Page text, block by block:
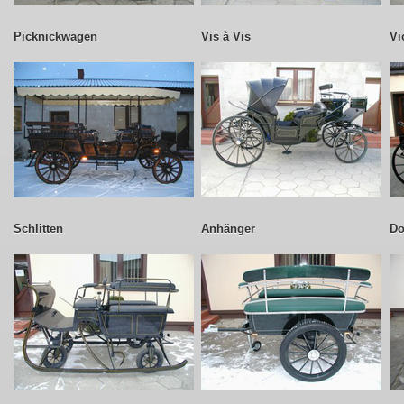
Picknickwagen Vis à Vis
Schlitten Anhänger